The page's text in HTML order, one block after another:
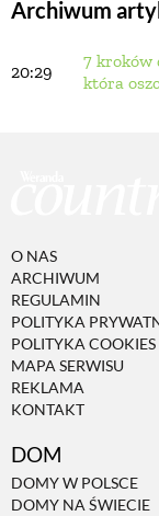
Archiwum
20:29
7 kroków
która
O NAS
ARCHIWUM
REGULAMIN
POLITYKA
POLITYKA COOKIES
MAPA SERWISU
REKLAMA
KONTAKT
DOM
DOMY W POLSCE
DOMY NA ŚWIECIE